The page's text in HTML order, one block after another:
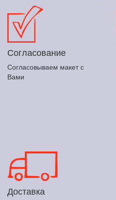
Согласование
Согласовываем макет с
Вами
Доставка